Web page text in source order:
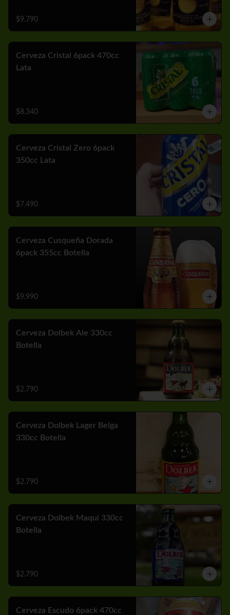
$9.790
Cerveza Cristal 6pack 470cc
Lata
$8.340
Cerveza Cristal Zero 6pack
350cc Lata
$7.490
Cerveza Cusqueña Dorada
6pack 355cc Botella
$9.990
Cerveza Dolbek Ale 330cc
Botella
$2.790
Cerveza Dolbek Lager Belga
330cc Botella
$2.790
Cerveza Dolbek Maqui 330cc
Botella
$2.790
Cerveza Escudo 6pack 470cc